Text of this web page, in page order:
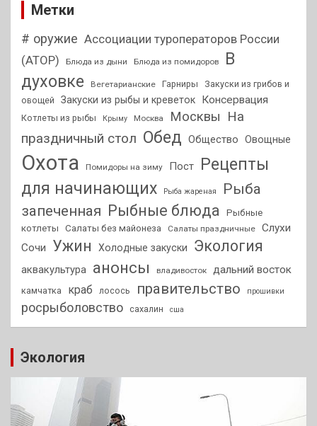
Метки
# оружие Ассоциации туроператоров России
(АТОР)
Блюда из дыни Блюда из помидоров
В
духовке
Вегетарианские Гарниры
Закуски из грибов и
овощей
Закуски из рыбы и креветок Консервация
Котлеты из рыбы Крыму Москва Москвы На
праздничный стол Обед Общество Овощные
Охота Помидоры на зиму Пост
Рецепты
для начинающих
Рыба жареная
Рыба
запеченная Рыбные блюда
Рыбные
котлеты
Салаты без майонеза Салаты праздничные
Слухи
Сочи
Ужин Холодные закуски Экология
аквакультура анонсы владивосток дальний восток
камчатка краб лосось правительство прошивки
росрыболовство сахалин сша
Экология